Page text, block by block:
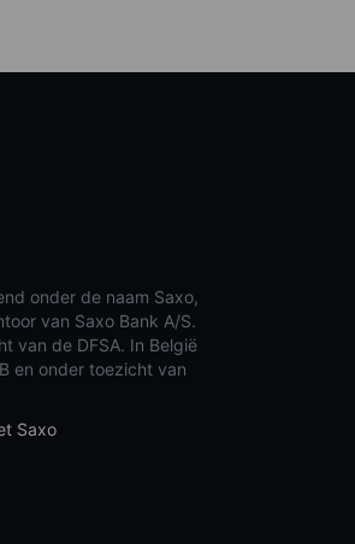
onder de naam Saxo,
van Saxo Bank A/S.
van de DFSA. In België
en onder toezicht van
Saxo